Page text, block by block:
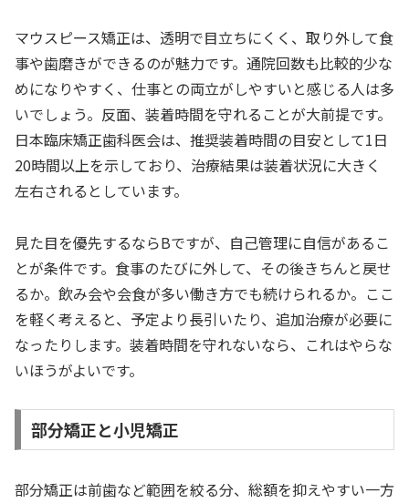
マウスピース矯正は、透明で目立ちにくく、取り外して食
事や歯磨きができるのが魅力です。通院回数も比較的少な
めになりやすく、仕事との両立がしやすいと感じる人は多
いでしょう。反面、装着時間を守れることが大前提です。
日本臨床矯正歯科医会は、推奨装着時間の目安として1日
20時間以上を示しており、治療結果は装着状況に大きく
左右されるとしています。
見た目を優先するならBですが、自己管理に自信があるこ
とが条件です。食事のたびに外して、その後きちんと戻せ
るか。飲み会や会食が多い働き方でも続けられるか。ここ
を軽く考えると、予定より長引いたり、追加治療が必要に
なったりします。装着時間を守れないなら、これはやらな
いほうがよいです。
部分矯正と小児矯正
部分矯正は前歯など範囲を絞る分、総額を抑えやすい一方